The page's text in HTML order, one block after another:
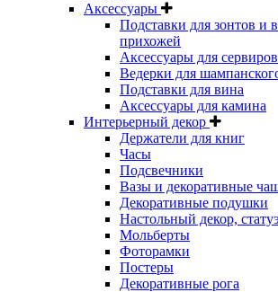
Аксессуары
Подставки для зонтов и
прихожей
Аксессуары для
Ведерки для
Подставки для вина
Аксессуары для камина
Интерьерный декор
Держатели для книг
Часы
Подсвечники
Вазы и декоративные
Декоративные подушки
Настольный декор,
Мольберты
Фоторамки
Постеры
Декоративные рога